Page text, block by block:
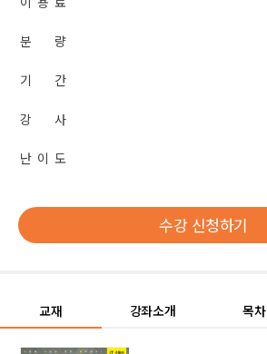
분 량
기 간
강 사
난 이 도
수강 신청하기
교재 강좌소개 목차